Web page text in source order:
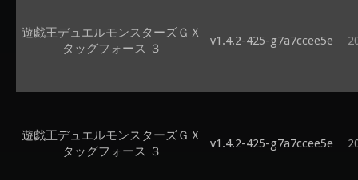
遊戯王デュエルモンスターズＧＸ
タッグフォース ３
v1.4.2-425-g7a7ccee5e
遊戯王デュエルモンスターズＧＸ
タッグフォース ３
v1.4.2-425-g7a7ccee5e